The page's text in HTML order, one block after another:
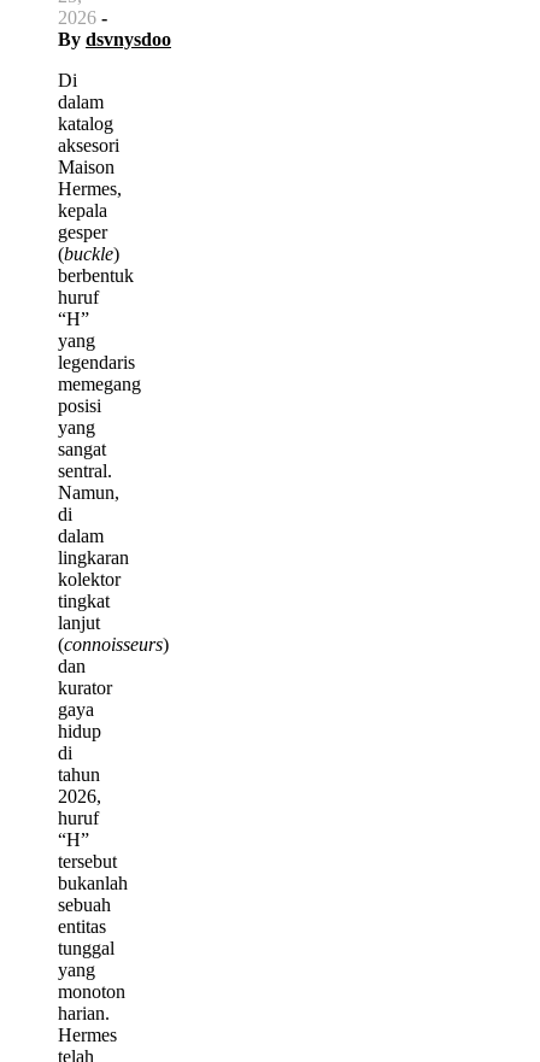
2026 -
By dsvnysdoo
Di
dalam
katalog
aksesori
Maison
Hermes,
kepala
gesper
(buckle)
berbentuk
huruf
“H”
yang
legendaris
memegang
posisi
yang
sangat
sentral.
Namun,
di
dalam
lingkaran
kolektor
tingkat
lanjut
(connoisseurs)
dan
kurator
gaya
hidup
di
tahun
2026,
huruf
“H”
tersebut
bukanlah
sebuah
entitas
tunggal
yang
monoton
harian.
Hermes
telah